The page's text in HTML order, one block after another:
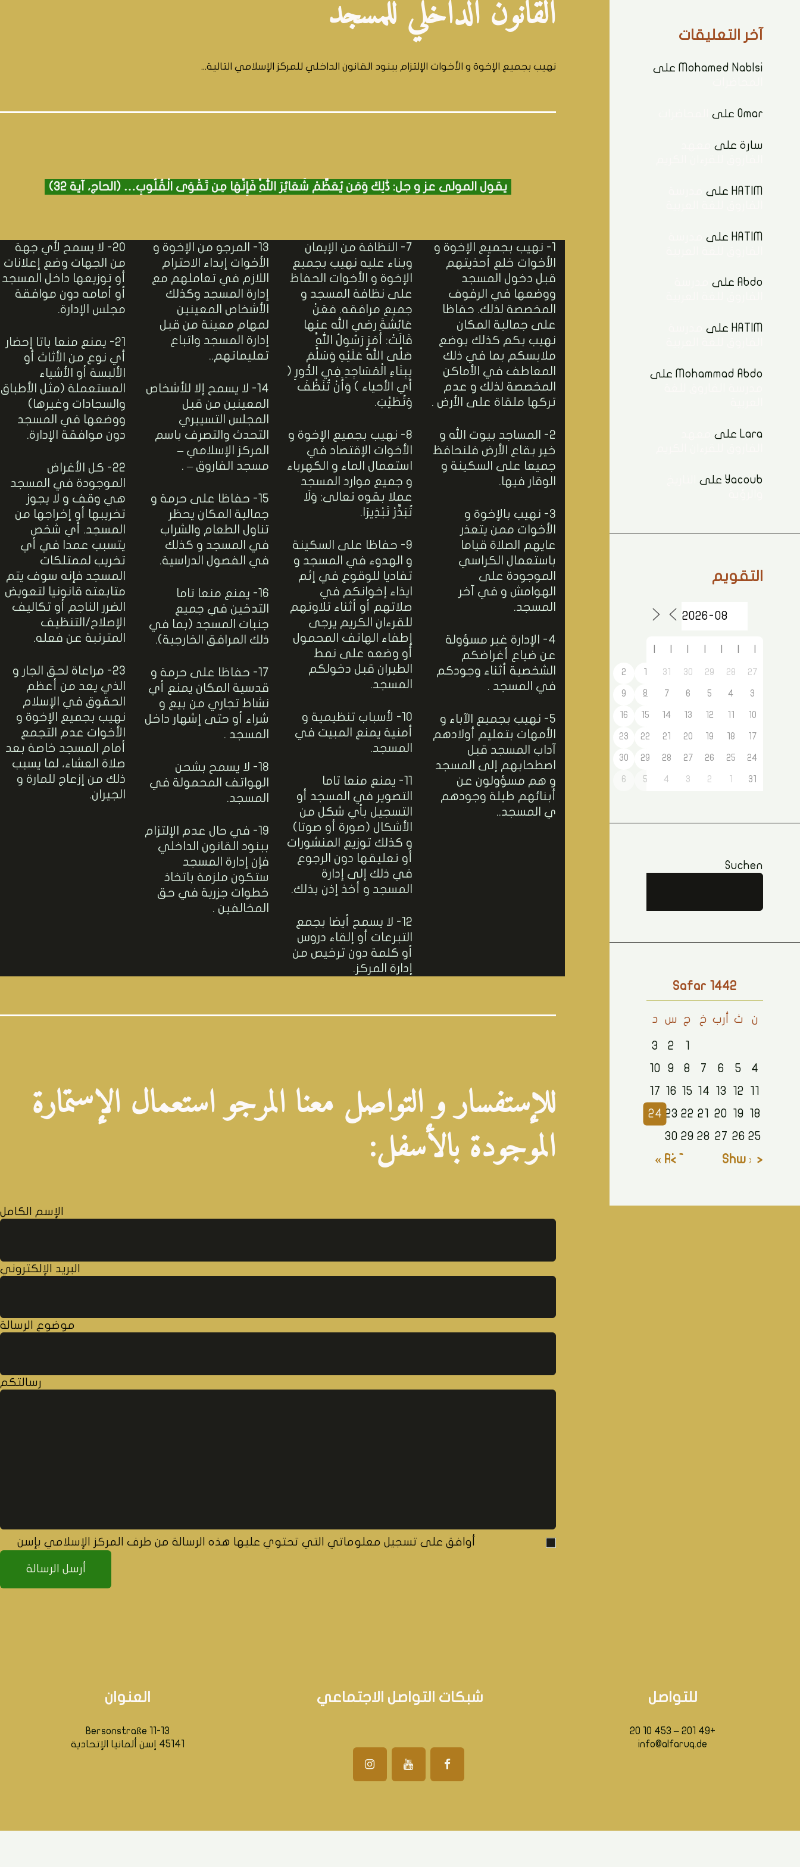
القانون الداخلي للمسجد
نهيب بجميع الإخوة و الأخوات الإلتزام ببنود القانون الداخلي للمركز الإسلامي التالية...
يقول المولى عز و جل: ذَٰلِكَ وَمَن يُعَظِّمْ شَعَائِرَ اللَّهِ فَإِنَّهَا مِن تَقْوَى الْقُلُوبِ… (الحاج، آية 32)
20- لا يسمح لأي جهة
من الجهات وضع إعلانات
أو توزيعها داخل المسجد
أو أمامه دون موافقة
مجلس الإدارة.
21- يمنع منعا باتا إحضار
أي نوع من الأثاث أو
الألبسة أو الأشياء
المستعملة (مثل الأطباق
والسجادات وغيرها)
ووضعها في المسجد
دون موافقة الإدارة.
22- كل الأغراض
الموجودة في المسجد
هي وقف و لا يجوز
تخريبها أو إخراجها من
المسجد. أي شخص
يتسبب عمدا في أي
تخريب لممتلكات
المسجد فإنه سوف يتم
متابعته قانونيا لتعويض
الضرر الناجم أو تكاليف
الإصلاح/التنظيف
المترتبة عن فعله.
23- مراعاة لحق الجار و
الذي يعد من أعظم
الحقوق في الإسلام
نهيب بجميع الإخوة و
الأخوات عدم التجمع
أمام المسجد خاصة بعد
صلاة العشاء، لما يسبب
ذلك من إزعاج للمارة و
الجيران.
13- المرجو من الإخوة و
الأخوات إبداء الاحترام
اللازم في تعاملهم مع
إدارة المسجد وكذلك
الأشخاص المعينين
لمهام معينة من قبل
إدارة المسجد واتباع
تعليماتهم..
14- لا يسمح إلا للأشخاص
المعينين من قبل
المجلس التسييري
التحدث والتصرف باسم
المركز الإسلامي –
مسجد الفاروق – .
15- حفاظا على حرمة و
جمالية المكان يحظر
تناول الطعام والشراب
في المسجد و كذلك
في الفصول الدراسية.
16- يمنع منعا تاما
التدخين في جميع
جنبات المسجد (بما في
ذلك المرافق الخارجية).
17- حفاظا على حرمة و
قدسية المكان يمنع أي
نشاط تجاري من بيع و
شراء أو حتى إشهار داخل
المسجد .
18- لا يسمح بشحن
الهواتف المحمولة في
المسجد.
19- في حال عدم الإلتزام
ببنود القانون الداخلي
فإن إدارة المسجد
ستكون ملزمة باتخاذ
خطوات جزرية في حق
المخالفين .
7- النظافة من الإيمان
وبناء عليه نهيب بجميع
الإخوة و الأخوات الحفاظ
على نظافة المسجد و
جميع مرافقه. فعَنْ
عَائِشَةَ رضي الله عنها
قَالَتْ: أَمَرَ رَسُولُ اللَّهِ
صَلَّى اللَّهُ عَلَيْهِ وَسَلَّمَ
بِبِنَاءِ الْمَسَاجِدِ فِي الدُّورِ (
أي الأحياء ) وَأَنْ تُنَظَّفَ
وَتُطَيَّبَ.
8- نهيب بجميع الإخوة و
الأخوات الإقتصاد في
استعمال الماء و الكهرباء
و جميع موارد المسجد
عملا بقوه تعالى: وَلَا
تُبَذِّرْ تَبْذِيرًا.
9- حفاظا على السكينة
و الهدوء في المسجد و
تفاديا للوقوع في إثم
ايذاء إخوانكم في
صلاتهم أو أثناء تلاوتهم
للقرءان الكريم يرجى
إطفاء الهاتف المحمول
أو وضعه على نمط
الطيران قبل دخولكم
المسجد.
10- لأسباب تنظيمية و
أمنية يمنع المبيت في
المسجد.
11- يمنع منعا تاما
التصوير في المسجد أو
التسجيل بأي شكل من
الأشكال (صورة أو صوتا)
و كذلك توزيع المنشورات
أو تعليقها دون الرجوع
في ذلك إلى إدارة
المسجد و أخذ إذن بذلك.
12- لا يسمح أيضا بجمع
التبرعات أو إلقاء دروس
أو كلمة دون ترخيص من
إدارة المركز.
1- نهيب بجميع الإخوة و
الأخوات خلع أحذيتهم
قبل دخول المسجد
ووضعها في الرفوف
المخصصة لذلك. حفاظا
على جمالية المكان
نهيب بكم كذلك بوضع
ملابسكم بما في ذلك
المعاطف في الأماكن
المخصصة لذلك و عدم
تركها ملقاة على الأرض .
2- المساجد بيوت الله و
خير بقاع الأرض فلنحافظ
جميعا على السكينة و
الوقار فيها.
3- نهيب بالإخوة و
الأخوات ممن يتعذر
عايهم الصلاة قياما
باستعمال الكراسي
الموجودة على
الهوامش و في آخر
المسجد.
4- الإدارة غير مسؤولة
عن ضياع أغراضكم
الشخصية أثناء وجودكم
في المسجد .
5- نهيب بجميع الآباء و
الأمهات بتعليم أولادهم
آداب المسجد قبل
اصطحابهم إلى المسجد
و هم مسؤولون عن
أبنائهم طيلة وجودهم
ي المسجد..
للإستفسار و التواصل معنا المرجو استعمال الإستمارة
الموجودة بالأسفل:
الإسم الكامل
البريد الإلكتروني
موضوع الرسالة
رسالتكم
أوافق على تسجيل معلوماتي التي تحتوي عليها هذه الرسالة من طرف المركز الإسلامي بإسن
آخر التعليقات
Mohamed Nablsiعلى
Omarعلى
سارةعلى
HATIM على
HATIM على
Abdoعلى
HATIM على
Mohammad Abdoعلى
Laraعلى
Yacoubعلى
التقويم
27
28
29
30
31
2
3
4
5
6
7
8
9
10
12
13
14
15
16
17
18
19
20
21
22
23
24
25
26
27
28
29
30
31
2
3
4
5
6
Suchen
Safar 1442
ن ث أرب خ ج س د
« Shw
Rb1 »
2
3
4
5
6
7
8
9
10
12
13
14
15
16
17
18
19
20
21
22
23
24
25
26
27
28
29
30
العنوان
Bersonstraße 11-13
45141 إسن ألمانيا الإتحادية
شبكات التواصل الاجتماعي للتواصل
+49 201 – 453 10 20
info@alfaruq.de